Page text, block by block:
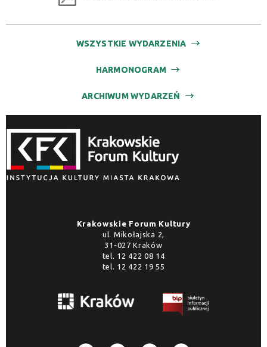
WSZYSTKIE WYDARZENIA
HARMONOGRAM
ARCHIWUM WYDARZEŃ
Krakowskie Forum Kultury
ul. Mikołajska 2,
31-027 Kraków
tel. 12 422 08 14
tel. 12 422 19 55